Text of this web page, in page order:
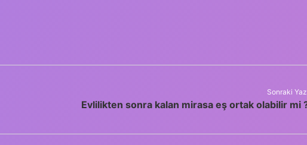
Sonraki
Evlilikten sonra kalan mirasa eş ortak olabilir mi